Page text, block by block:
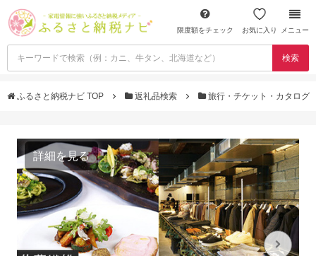
限度額をチェック お気に入り メニュー
検索
ふるさと納税ナビ TOP 返礼品検索 旅行・チケット・カタログ
詳細を見る